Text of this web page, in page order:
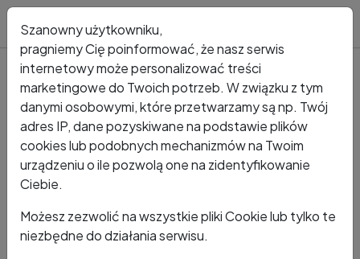
Kto dzwonił? Numer +48 083 376 327 9
+48 083 376 327 9
Szanowny użytkowniku,
pragniemy Cię poinformować, że nasz serwis
internetowy może personalizować treści
marketingowe do Twoich potrzeb. W związku z tym
danymi osobowymi, które przetwarzamy są np. Twój
adres IP, dane pozyskiwane na podstawie plików
cookies lub podobnych mechanizmów na Twoim
urządzeniu o ile pozwolą one na zidentyfikowanie
Ciebie.
Możesz zezwolić na wszystkie pliki Cookie lub tylko te
niezbędne do działania serwisu.